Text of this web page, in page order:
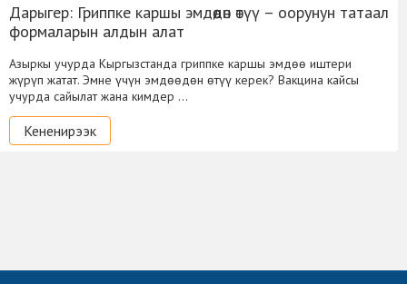
Дарыгер: Гриппке каршы эмдөөдөн өтүү – оорунун татаал
формаларын алдын алат
Азыркы учурда Кыргызстанда гриппке каршы эмдөө иштери
жүрүп жатат. Эмне үчүн эмдөөдөн өтүү керек? Вакцина кайсы
учурда сайылат жана кимдер …
Кененирээк